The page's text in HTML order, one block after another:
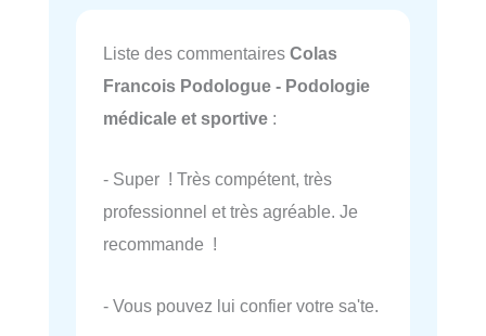
Liste des commentaires Colas
Francois Podologue - Podologie
médicale et sportive :
- Super ! Très compétent, très
professionnel et très agréable. Je
recommande !
- Vous pouvez lui confier votre sa'te.